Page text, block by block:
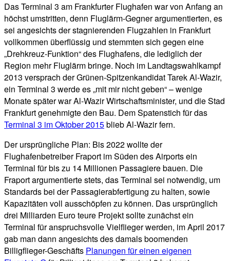
Das Terminal 3 am Frankfurter Flughafen war von Anfang an
höchst umstritten, denn Fluglärm-Gegner argumentierten, es
sei angesichts der stagnierenden Flugzahlen in Frankfurt
vollkommen überflüssig und stemmten sich gegen eine
„Drehkreuz-Funktion“ des Flughafens, die lediglich der
Region mehr Fluglärm bringe. Noch im Landtagswahlkampf
2013 versprach der Grünen-Spitzenkandidat Tarek Al-Wazir,
ein Terminal 3 werde es „mit mir nicht geben“ – wenige
Monate später war Al-Wazir Wirtschaftsminister, und die Stad
Frankfurt genehmigte den Bau. Dem Spatenstich für das
Terminal 3 im Oktober 2015blieb Al-Wazir fern.
Der ursprüngliche Plan: Bis 2022 wollte der
Flughafenbetreiber Fraport im Süden des Airports ein
Terminal für bis zu 14 Millionen Passagiere bauen. Die
Fraport argumentierte stets, das Terminal sei notwendig, um
Standards bei der Passagierabfertigung zu halten, sowie
Kapazitäten voll ausschöpfen zu können. Das ursprünglich
drei Milliarden Euro teure Projekt sollte zunächst ein
Terminal für anspruchsvolle Vielflieger werden, im April 2017
gab man dann angesichts des damals boomenden
Billigflieger-Geschäfts Planungen für einen eigenen